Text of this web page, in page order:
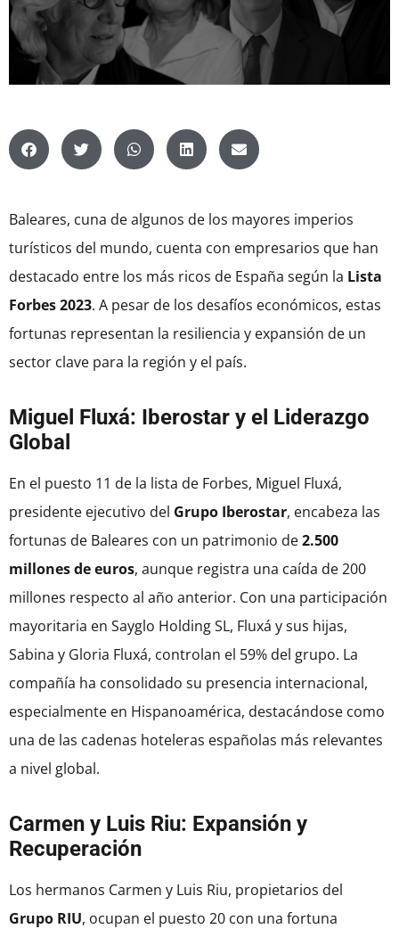
Baleares, cuna de algunos de los mayores imperios
turísticos del mundo, cuenta con empresarios que han
destacado entre los más ricos de España según la Lista
Forbes 2023. A pesar de los desafíos económicos, estas
fortunas representan la resiliencia y expansión de un
sector clave para la región y el país.
Miguel Fluxá: Iberostar y el Liderazgo
Global
En el puesto 11 de la lista de Forbes, Miguel Fluxá,
presidente ejecutivo del Grupo Iberostar, encabeza las
fortunas de Baleares con un patrimonio de2.500
millones de euros, aunque registra una caída de 200
millones respecto al año anterior. Con una participación
mayoritaria en Sayglo Holding SL, Fluxá y sus hijas,
Sabina y Gloria Fluxá, controlan el 59% del grupo. La
compañía ha consolidado su presencia internacional,
especialmente en Hispanoamérica, destacándose como
una de las cadenas hoteleras españolas más relevantes
a nivel global.
Carmen y Luis Riu: Expansión y
Recuperación
Los hermanos Carmen y Luis Riu, propietarios del
Grupo RIU, ocupan el puesto 20 con una fortuna